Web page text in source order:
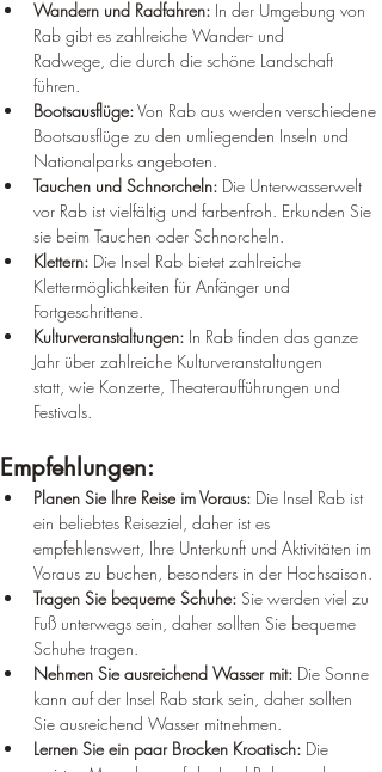
Wandern und Radfahren: In der Umgebung von
Rab gibt es zahlreiche Wander- und
Radwege, die durch die schöne Landschaft
führen.
Bootsausflüge: Von Rab aus werden verschiedene
Bootsausflüge zu den umliegenden Inseln und
Nationalparks angeboten.
Tauchen und Schnorcheln: Die Unterwasserwelt
vor Rab ist vielfältig und farbenfroh. Erkunden Sie
sie beim Tauchen oder Schnorcheln.
Klettern: Die Insel Rab bietet zahlreiche
Klettermöglichkeiten für Anfänger und
Fortgeschrittene.
Kulturveranstaltungen: In Rab finden das ganze
Jahr über zahlreiche Kulturveranstaltungen
statt, wie Konzerte, Theateraufführungen und
Festivals.
Empfehlungen:
Planen Sie Ihre Reise im Voraus: Die Insel Rab ist
ein beliebtes Reiseziel, daher ist es
empfehlenswert, Ihre Unterkunft und Aktivitäten im
Voraus zu buchen, besonders in der Hochsaison.
Tragen Sie bequeme Schuhe: Sie werden viel zu
Fuß unterwegs sein, daher sollten Sie bequeme
Schuhe tragen.
Nehmen Sie ausreichend Wasser mit: Die Sonne
kann auf der Insel Rab stark sein, daher sollten
Sie ausreichend Wasser mitnehmen.
Lernen Sie ein paar Brocken Kroatisch: Die